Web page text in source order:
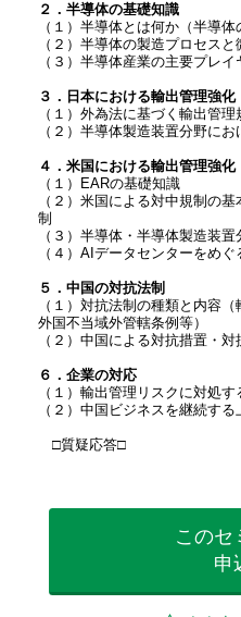
２．半導体の基礎知識
（１）半導体とは何か（半導体
（２）半導体の製造プロセス
（３）半導体産業の主要プレ
３．日本における輸出管理強化
（１）外為法に基づく輸出管
（２）半導体製造装置分野に
４．米国における輸出管理強化
（１）EARの基礎知識
（２）米国による対中規制の
制
（３）半導体・半導体製造装
（４）AIデータセンターをめ
５．中国の対抗法制
（１）対抗法制の種類と内容
外国不当域外管轄条例等）
（２）中国による対抗措置・
６．企業の対応
（１）輸出管理リスクに対処
（２）中国ビジネスを継続す
□質疑応答□
このセ
申